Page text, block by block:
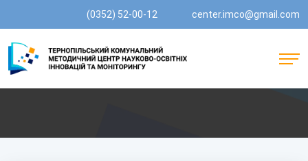
(0352) 52-00-12 center.imco@gmail.com